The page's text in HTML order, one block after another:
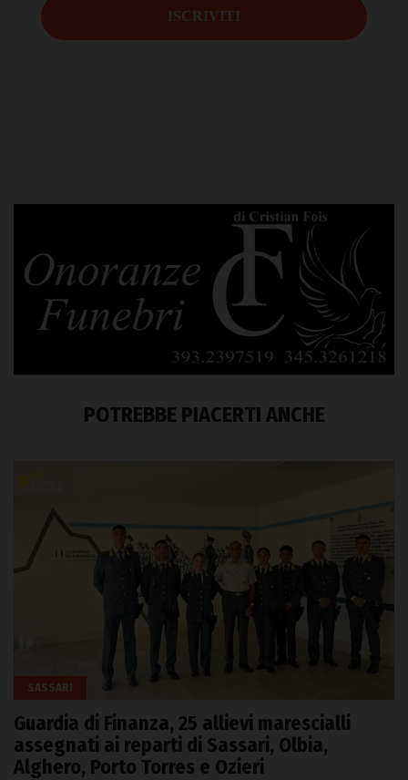
POTREBBE PIACERTI ANCHE
SASSARI
Guardia di Finanza, 25 allievi marescialli
assegnati ai reparti di Sassari, Olbia,
Alghero, Porto Torres e Ozieri